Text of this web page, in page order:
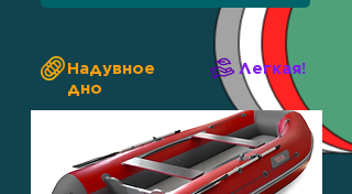
Надувное
дно
Легкая!